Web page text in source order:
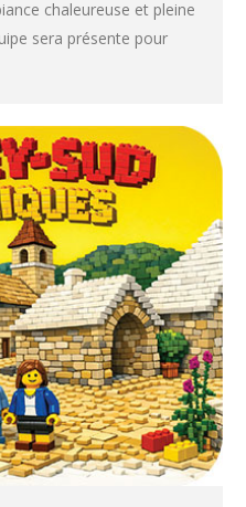
chaleureuse et pleine
sera présente pour